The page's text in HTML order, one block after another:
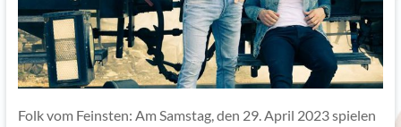
Folk vom Feinsten: Am Samstag, den 29. April 2023 spielen